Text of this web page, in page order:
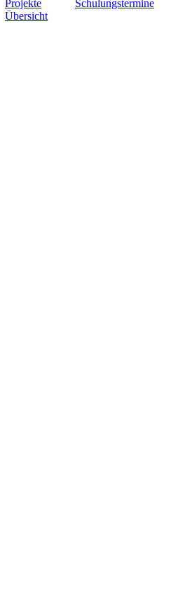
Projekte
Übersicht
Schulungstermine